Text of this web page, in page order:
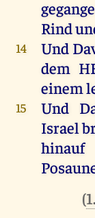
Rind
14 Und
dem
einem
15 Und
Israel
hinauf
(